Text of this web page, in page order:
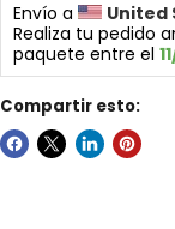
Envío a
United
Realiza tu pedido
paquete entre el
Compartir esto: